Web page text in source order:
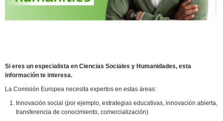
Si eres un especialista en Ciencias Sociales y Humanidades, esta
información te interesa.
La Comisión Europea necesita expertos en estas áreas:
Innovación social (por ejemplo, estrategias educativas, innovación abierta,
transferencia de conocimiento, comercialización)